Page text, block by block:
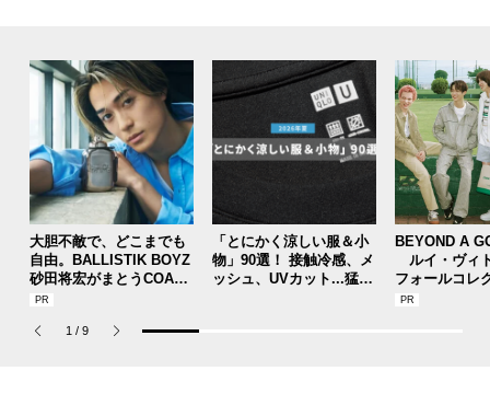
大胆不敵で、どこまでも
自由。BALLISTIK BOYZ
砂田将宏がまとうCOACH
の新作フレグランス「コ
パルファム」
「とにかく涼しい服＆小
物」90選！ 接触冷感、メ
ッシュ、UVカット...猛暑
BEYOND A
ルイ・ヴィ
フォールコレ
描くプレッピ
1 / 9